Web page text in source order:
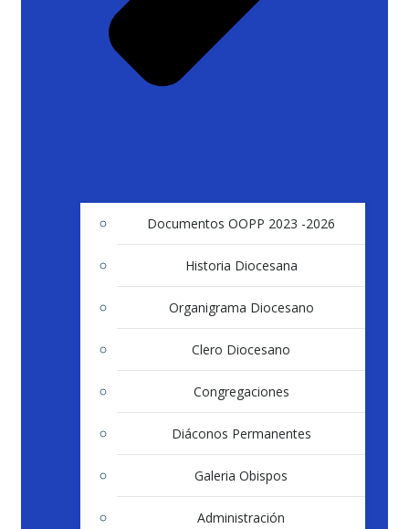
Documentos OOPP 2023 -2026
Historia Diocesana
Organigrama Diocesano
Clero Diocesano
Congregaciones
Diáconos Permanentes
Galeria Obispos
Administración